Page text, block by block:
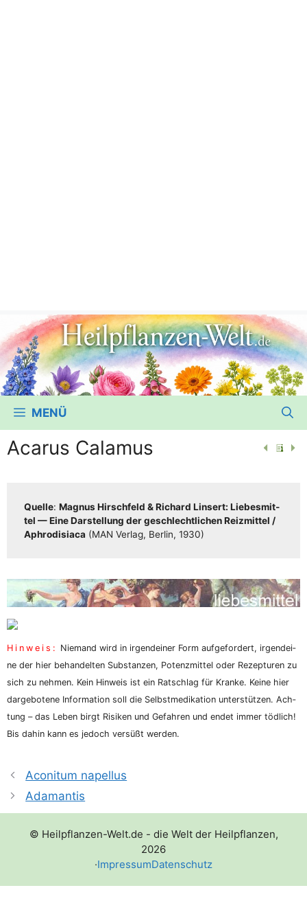
MENÜ
Acarus Calamus
Quel­le: Magnus Hirsch­feld & Richard Lin­sert: Lie­bes­mit­
tel — Eine Dar­stel­lung der geschlecht­li­chen Reiz­mit­tel /​​
Aphro­di­sia­ca (MAN Ver­lag, Ber­lin, 1930)
Hin­weis: Nie­mand wird in irgend­ei­ner Form auf­ge­for­dert, irgend­ei­
ne der hier behan­del­ten Sub­stan­zen, Potenz­mit­tel oder Rezep­tu­ren zu
sich zu neh­men. Kein Hin­weis ist ein Rat­schlag für Kran­ke. Kei­ne hier
dar­ge­bo­te­ne Infor­ma­ti­on soll die Selbst­me­di­ka­ti­on unter­stüt­zen. Ach­
tung – das Leben birgt Risi­ken und Gefah­ren und endet immer töd­lich!
Bis dahin kann es jedoch ver­süßt werden.
Aconitum napellus
Adamantis
© Heilpflanzen-Welt.de - die Welt der Heilpflanzen,
2026
·ImpressumDatenschutz